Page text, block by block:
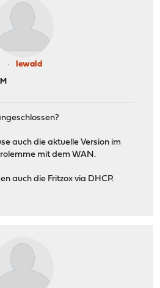
lewald
auch die aktuelle Version im
mit dem WAN.
auch die Fritzox via DHCP.